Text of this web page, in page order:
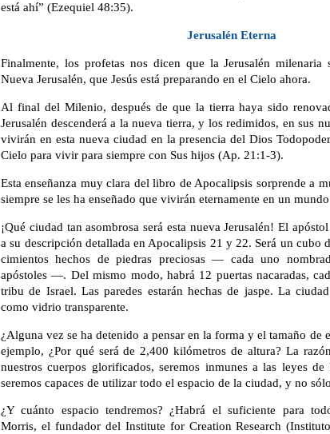
está ahí” (Ezequiel 48:35).
Jerusalén Eterna
Finalmente, los profetas nos dicen que la Jerusalén milenaria
Nueva Jerusalén, que Jesús está preparando en el Cielo ahora.
Al final del Milenio, después de que la tierra haya sido
Jerusalén descenderá a la nueva tierra, y los redimidos, en sus
vivirán en esta nueva ciudad en la presencia del Dios
Cielo para vivir para siempre con Sus hijos (Ap. 21:1-3).
Esta enseñanza muy clara del libro de Apocalipsis sorprende a
siempre se les ha enseñado que vivirán eternamente en un
¡Qué ciudad tan asombrosa será esta nueva Jerusalén! El
a su descripción detallada en Apocalipsis 21 y 22. Será un cubo
cimientos hechos de piedras preciosas — cada uno
apóstoles —. Del mismo modo, habrá 12 puertas nacaradas,
tribu de Israel. Las paredes estarán hechas de jaspe. La
como vidrio transparente.
¿Alguna vez se ha detenido a pensar en la forma y el tamaño de
ejemplo, ¿Por qué será de 2,400 kilómetros de altura? La
nuestros cuerpos glorificados, seremos inmunes a las leyes
seremos capaces de utilizar todo el espacio de la ciudad, y no
¿Y cuánto espacio tendremos? ¿Habrá el suficiente para
Morris, el fundador del Institute for Creation Research